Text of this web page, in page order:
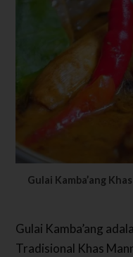
Gulai Kamba’ang
Gulai Kamba’ang
Tradisional Khas